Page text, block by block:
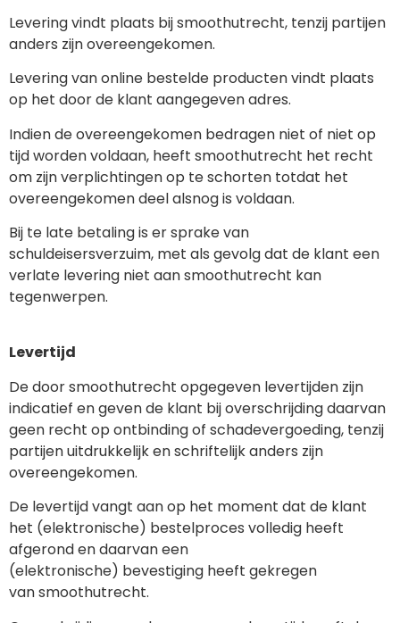
Levering vindt plaats bij smoothutrecht, tenzij partijen
anders zijn overeengekomen.
Levering van online bestelde producten vindt plaats
op het door de klant aangegeven adres.
Indien de overeengekomen bedragen niet of niet op
tijd worden voldaan, heeft smoothutrecht het recht
om zijn verplichtingen op te schorten totdat het
overeengekomen deel alsnog is voldaan.
Bij te late betaling is er sprake van
schuldeisersverzuim, met als gevolg dat de klant een
verlate levering niet aan smoothutrecht kan
tegenwerpen.
Levertijd
De door smoothutrecht opgegeven levertijden zijn
indicatief en geven de klant bij overschrijding daarvan
geen recht op ontbinding of schadevergoeding, tenzij
partijen uitdrukkelijk en schriftelijk anders zijn
overeengekomen.
De levertijd vangt aan op het moment dat de klant
het (elektronische) bestelproces volledig heeft
afgerond en daarvan een
(elektronische) bevestiging heeft gekregen
van smoothutrecht.